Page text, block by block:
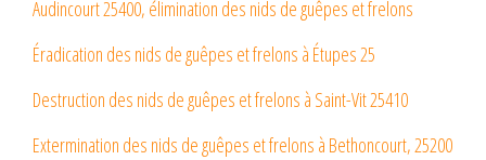
Audincourt 25400, élimination des nids de guêpes et frelons
Éradication des nids de guêpes et frelons à Étupes 25
Destruction des nids de guêpes et frelons à Saint-Vit 25410
Extermination des nids de guêpes et frelons à Bethoncourt, 25200